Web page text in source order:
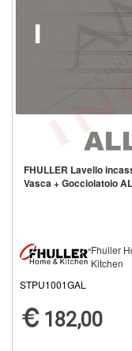
FHULLER Lavello
Vasca + Gocciolatoio
Fhuller
Kitchen
STPU1001GAL
182,00